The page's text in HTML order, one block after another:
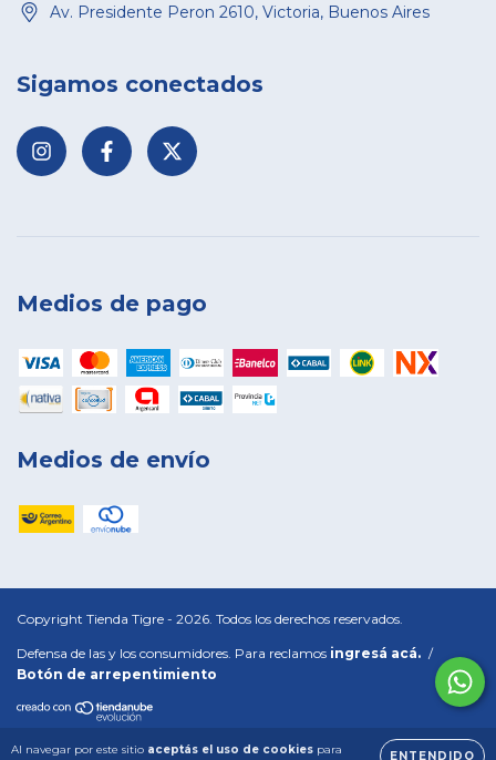
Al navegar por este sitio aceptás el uso de cookies para
ENTENDIDO
Av. Presidente Peron 2610, Victoria, Buenos Aires
Sigamos conectados
Medios de pago
Medios de envío
Copyright Tienda Tigre - 2026. Todos los derechos reservados.
Defensa de las y los consumidores. Para reclamos ingresá acá. /
Botón de arrepentimiento